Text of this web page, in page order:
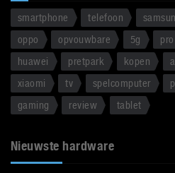
smartphone telefoon
oppo
opvouwbare 5g pro
huawei
pretpark kopen
xiaomi
tv spelcomputer
gaming
review tablet
Nieuwste hardware